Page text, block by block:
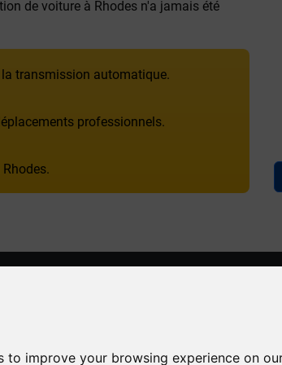
de voiture à Rhodes n'a jamais été
transmission automatique.
professionnels.
to improve your browsing experience on